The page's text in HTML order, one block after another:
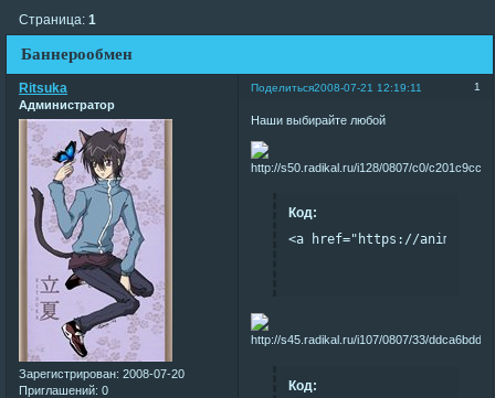
Баннерообмен
Страница:1
Поделиться 1
2008-07-21 12:19:11
Ritsuka
Администратор
Зарегистрирован: 2008-07-20
Приглашений: 0
Наши выбирайте любой
Код:
<a href="https://
Код: